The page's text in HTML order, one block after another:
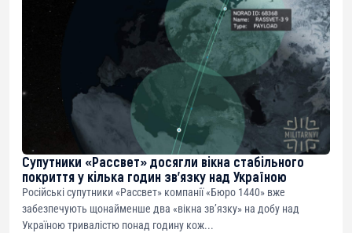
Супутники «Рассвет» досягли вікна стабільного
покриття у кілька годин зв’язку над Україною
Російські супутники «Рассвет» компанії «Бюро 1440» вже
забезпечують щонайменше два «вікна зв’язку» на добу над
Україною тривалістю понад годину кож...